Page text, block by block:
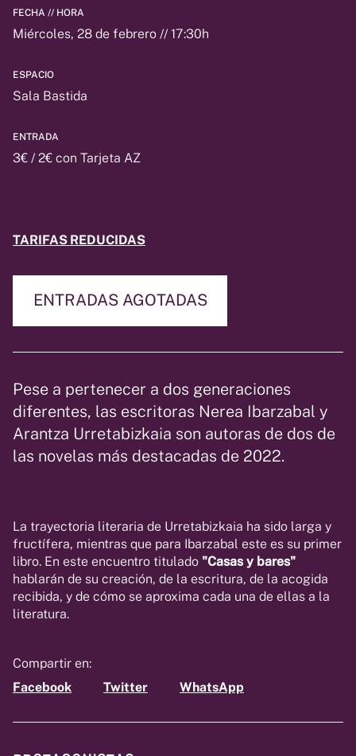
FECHA // HORA
Miércoles, 28 de febrero // 17:30h
ESPACIO
Sala Bastida
ENTRADA
3€ / 2€ con Tarjeta AZ
TARIFAS REDUCIDAS
ENTRADAS AGOTADAS
Pese a pertenecer a dos generaciones
diferentes, las escritoras Nerea Ibarzabal y
Arantza Urretabizkaia son autoras de dos de
las novelas más destacadas de 2022.
La trayectoria literaria de Urretabizkaia ha sido larga y
fructífera, mientras que para Ibarzabal este es su primer
libro. En este encuentro titulado "Casas y bares"
hablarán de su creación, de la escritura, de la acogida
recibida, y de cómo se aproxima cada una de ellas a la
literatura.
Compartir en:
Facebook
Twitter WhatsApp